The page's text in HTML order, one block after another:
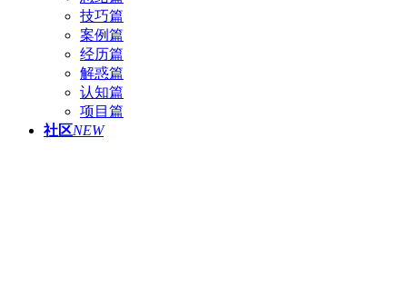
技巧篇
案例篇
经历篇
解惑篇
认知篇
项目篇
社区NEW